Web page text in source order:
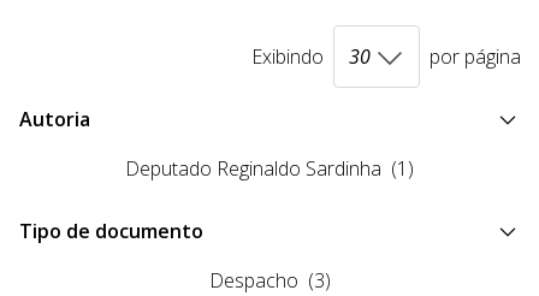
Exibindo por página
Autoria
Deputado Reginaldo Sardinha (1)
Tipo de documento
Despacho (3)